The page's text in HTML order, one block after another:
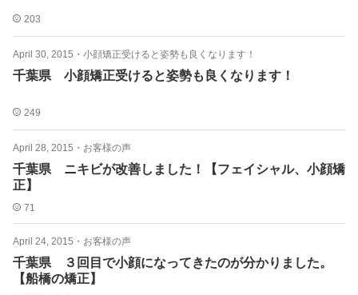
203
April 30, 2015 ・ 小顔矯正受けると姿勢も良くなります！
千葉県 小顔矯正受けると姿勢も良くなります！
249
April 28, 2015 ・ お客様の声
千葉県 ニキビが改善しました！【フェイシャル、小顔矯
正】
71
April 24, 2015 ・ お客様の声
千葉県 ３回目で小顔になってきたのが分かりました。
【船橋の矯正】